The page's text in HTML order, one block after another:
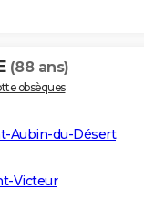
(88 ans)
obsèques
Aubin-du-Désert
Victeur